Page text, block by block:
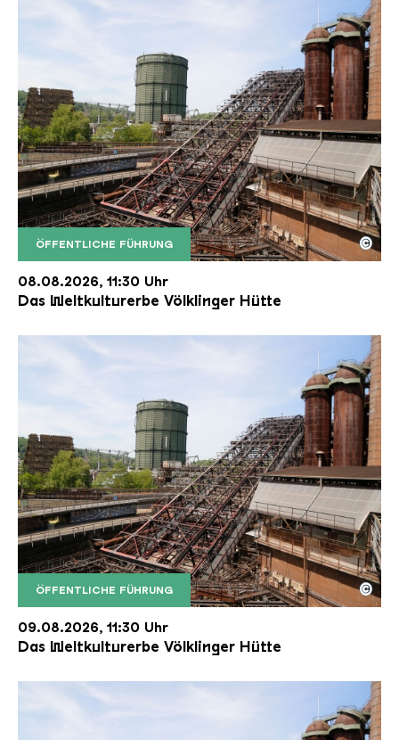
ÖFFENTLICHE FÜHRUNG
Der Erzschrägaufzug der Völklinger Hütte mit
Copyright: Weltkulturerbe Völklinger Hütte | Karl
©
08.08.2026, 11:30 Uhr
Das Weltkulturerbe Völklinger Hütte
ÖFFENTLICHE FÜHRUNG
Der Erzschrägaufzug der Völklinger Hütte mit
Copyright: Weltkulturerbe Völklinger Hütte | Karl
©
09.08.2026, 11:30 Uhr
Das Weltkulturerbe Völklinger Hütte